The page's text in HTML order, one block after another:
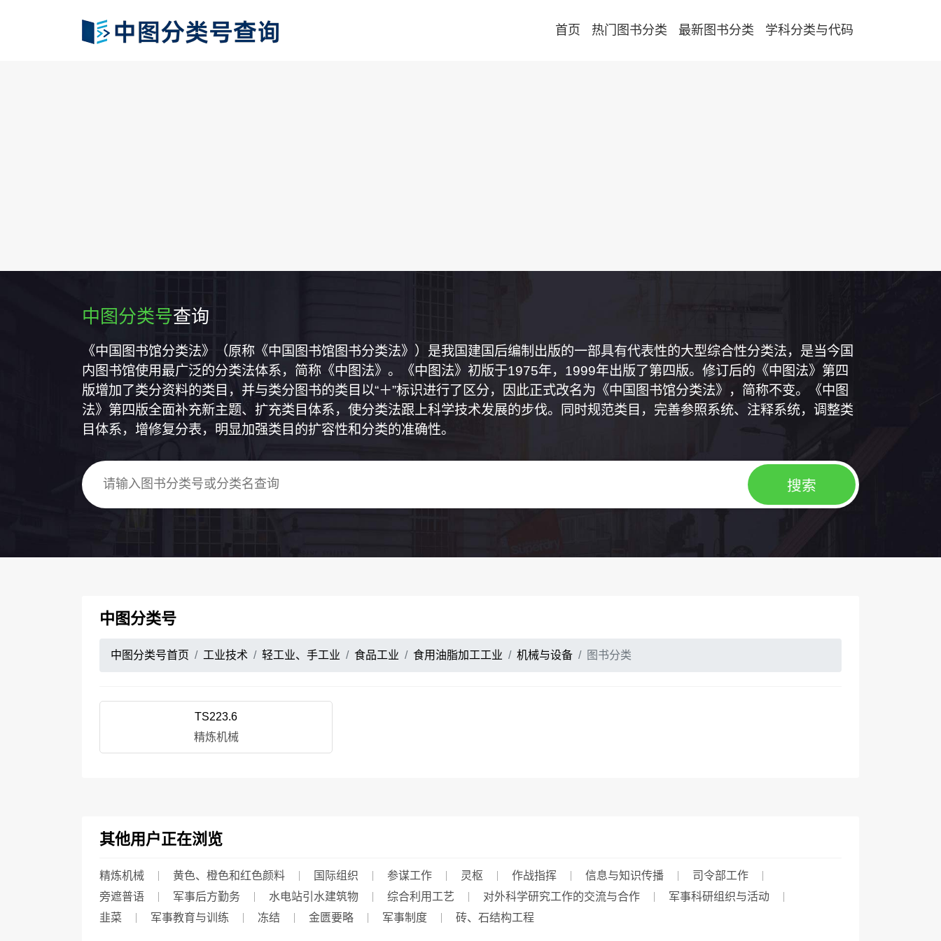
首页 热门图书分类 最新图书分类 学科分类与代码
中图分类号查询
《中国图书馆分类法》（原称《中国图书馆图书分类法》）是我国建国后编制出版的一部具有代表性的大型综合性分类法，是当今国
内图书馆使用最广泛的分类法体系，简称《中图法》。《中图法》初版于1975年，1999年出版了第四版。修订后的《中图法》第四
版增加了类分资料的类目，并与类分图书的类目以“＋”标识进行了区分，因此正式改名为《中国图书馆分类法》，简称不变。《中图
法》第四版全面补充新主题、扩充类目体系，使分类法跟上科学技术发展的步伐。同时规范类目，完善参照系统、注释系统，调整类
目体系，增修复分表，明显加强类目的扩容性和分类的准确性。
中图分类号
中图分类号首页 工业技术 轻工业、手工业 食品工业 食用油脂加工工业 机械与设备 图书分类
TS223.6
精炼机械
其他用户正在浏览
精炼机械 黄色、橙色和红色颜料 国际组织 参谋工作 灵枢 作战指挥 信息与知识传播
司令部工作
旁遮普语
军事后方勤务 水电站引水建筑物 综合利用工艺 对外科学研究工作的交流与合作
军事科研组织与活动
韭菜
军事教育与训练 冻结 金匮要略 军事制度 砖、石结构工程